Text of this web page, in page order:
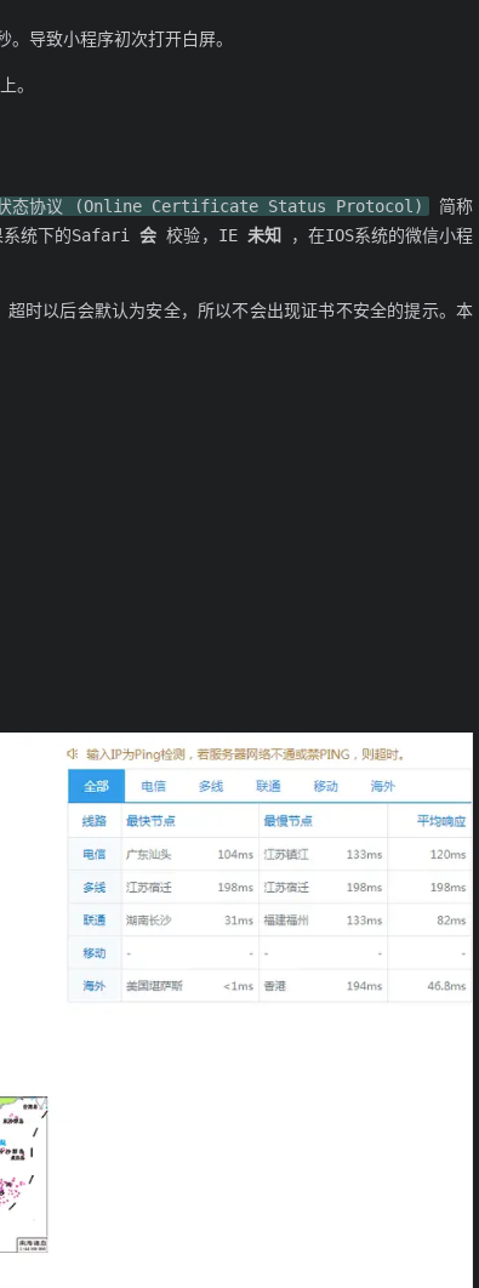
导致小程序初次打开白屏。
。
状态协议 (Online Certificate Status Protocol)
简称
系统下的Safari会 校验，IE 未知 ，在IOS系统的微信小程
时以后会默认为安全，所以不会出现证书不安全的提示。本